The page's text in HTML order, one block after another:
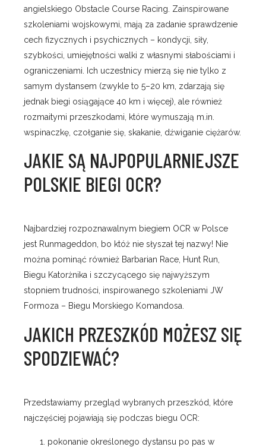
angielskiego Obstacle Course Racing. Zainspirowane
szkoleniami wojskowymi, mają za zadanie sprawdzenie
cech fizycznych i psychicznych – kondycji, siły,
szybkości, umiejętności walki z własnymi słabościami i
ograniczeniami. Ich uczestnicy mierzą się nie tylko z
samym dystansem (zwykle to 5–20 km, zdarzają się
jednak biegi osiągające 40 km i więcej), ale również
rozmaitymi przeszkodami, które wymuszają m.in.
wspinaczkę, czołganie się, skakanie, dźwiganie ciężarów.
JAKIE SĄ NAJPOPULARNIEJSZE
POLSKIE BIEGI OCR?
Najbardziej rozpoznawalnym biegiem OCR w Polsce
jest Runmageddon, bo któż nie słyszał tej nazwy! Nie
można pominąć również Barbarian Race, Hunt Run,
Biegu Katorżnika i szczycącego się najwyższym
stopniem trudności, inspirowanego szkoleniami JW
Formoza – Biegu Morskiego Komandosa.
JAKICH PRZESZKÓD MOŻESZ SIĘ
SPODZIEWAĆ?
Przedstawiamy przegląd wybranych przeszkód, które
najczęściej pojawiają się podczas biegu OCR:
pokonanie określonego dystansu po pas w